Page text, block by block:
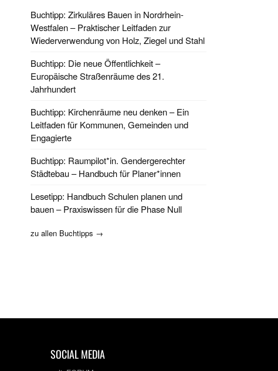
Buchtipp: Zirkuläres Bauen in Nordrhein-
Westfalen – Praktischer Leitfaden zur
Wiederverwendung von Holz, Ziegel und Stahl
Buchtipp: Die neue Öffentlichkeit –
Europäische Straßenräume des 21.
Jahrhundert
Buchtipp: Kirchenräume neu denken – Ein
Leitfaden für Kommunen, Gemeinden und
Engagierte
Buchtipp: Raumpilot*in. Gendergerechter
Städtebau – Handbuch für Planer*innen
Lesetipp: Handbuch Schulen planen und
bauen – Praxiswissen für die Phase Null
zu allen Buchtipps →
SOCIAL MEDIA